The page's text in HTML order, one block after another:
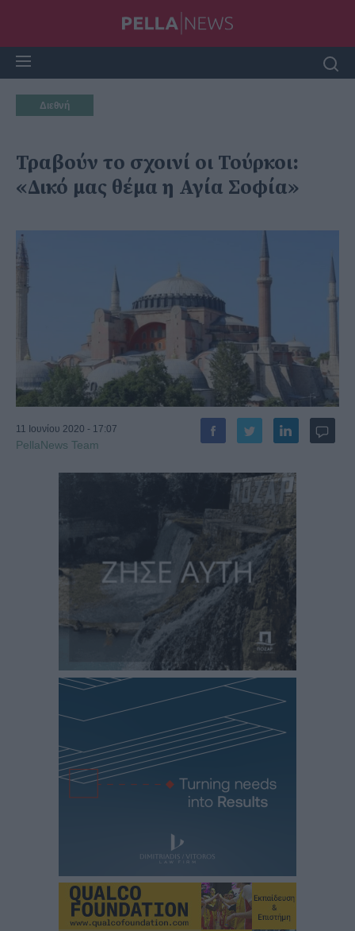
Διεθνή
Τραβούν το σχοινί οι Τούρκοι:
«Δικό μας θέμα η Αγία Σοφία»
11 Ιουνίου 2020 - 17:07
PellaNews Team